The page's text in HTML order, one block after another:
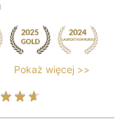
Pokaż więcej >>